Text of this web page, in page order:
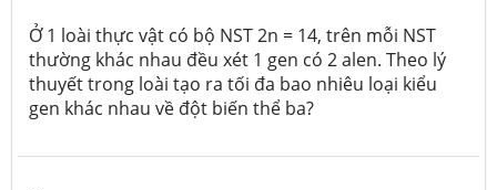
Ở 1 loài thực vật có bộ NST 2n = 14, trên mỗi NST
thường khác nhau đều xét 1 gen có 2 alen. Theo lý
thuyết trong loài tạo ra tối đa bao nhiêu loại kiểu
gen khác nhau về đột biến thể ba?